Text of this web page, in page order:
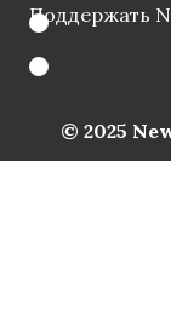
Поддержать
© 2025